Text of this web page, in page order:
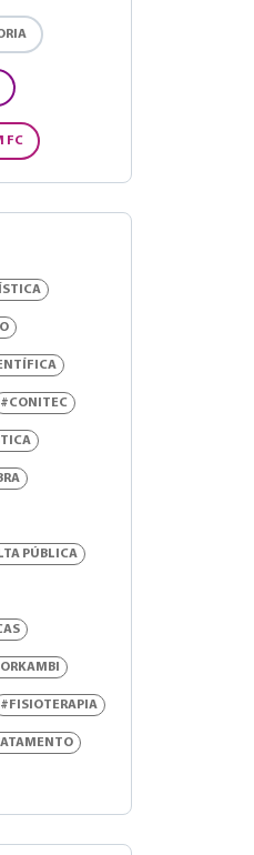
FC
#CONITEC
PÚBLICA
#FISIOTERAPIA